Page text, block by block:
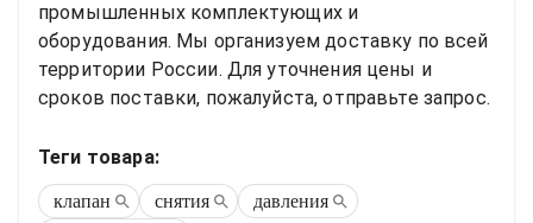
промышленных комплектующих и
оборудования. Мы организуем доставку по всей
территории России. Для уточнения цены и
сроков поставки, пожалуйста, отправьте запрос.
Теги товара:
клапан снятия
давления